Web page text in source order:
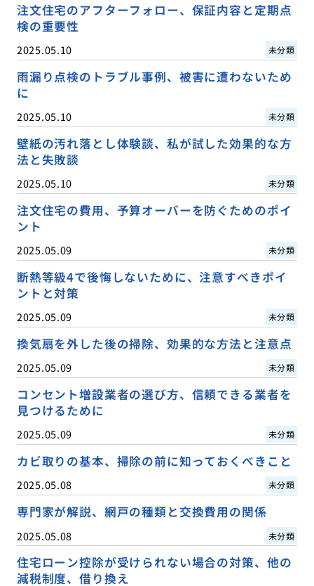
注文住宅のアフターフォロー、保証内容と定期点
検の重要性
2025.05.10 未分類
雨漏り点検のトラブル事例、被害に遭わないため
に
2025.05.10 未分類
壁紙の汚れ落とし体験談、私が試した効果的な方
法と失敗談
2025.05.10 未分類
注文住宅の費用、予算オーバーを防ぐためのポイ
ント
2025.05.09 未分類
断熱等級4で後悔しないために、注意すべきポイ
ントと対策
2025.05.09 未分類
換気扇を外した後の掃除、効果的な方法と注意点
2025.05.09 未分類
コンセント増設業者の選び方、信頼できる業者を
見つけるために
2025.05.09 未分類
カビ取りの基本、掃除の前に知っておくべきこと
2025.05.08 未分類
専門家が解説、網戸の種類と交換費用の関係
2025.05.08 未分類
住宅ローン控除が受けられない場合の対策、他の
減税制度、借り換え